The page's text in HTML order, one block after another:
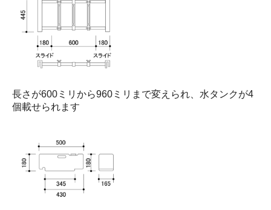
長さが600ミリから960ミリまで変えられ、水タンクが4
個載せられます